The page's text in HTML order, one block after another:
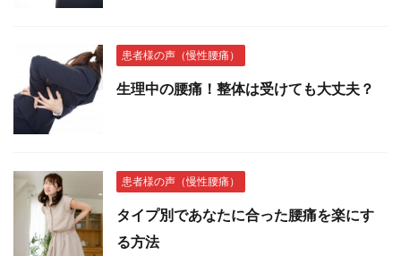
患者様の声（慢性腰痛）
生理中の腰痛！整体は受けても大丈夫？
患者様の声（慢性腰痛）
タイプ別であなたに合った腰痛を楽にす
る方法